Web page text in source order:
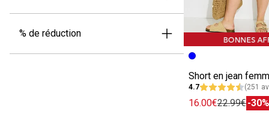
% de réduction
Image précédente
Image suivante
Short en jean
4.7 (251
16.00€22.99€-30%